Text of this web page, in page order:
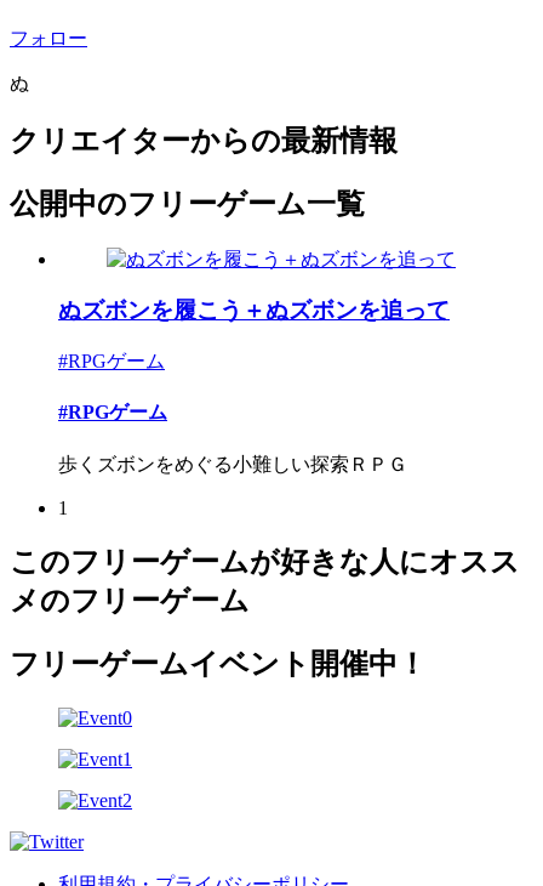
フォロー
ぬ
クリエイターからの最新情報
公開中のフリーゲーム一覧
ぬズボンを履こう＋ぬズボンを追って
#RPGゲーム
#RPGゲーム
歩くズボンをめぐる小難しい探索ＲＰＧ
1
このフリーゲームが好きな人にオスス
メのフリーゲーム
フリーゲームイベント開催中！